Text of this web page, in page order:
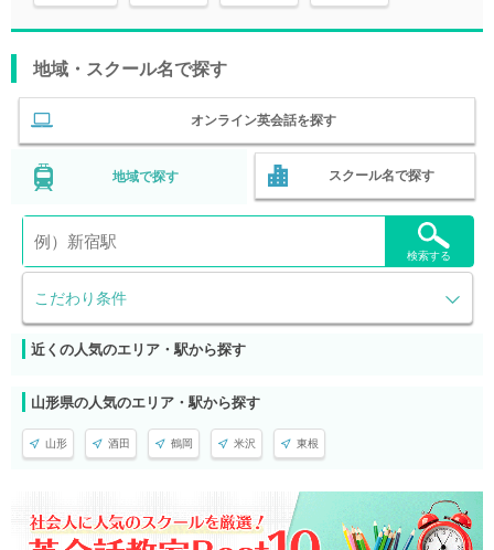
地域・スクール名で探す
オンライン英会話を探す
地域で探す スクール名で探す
こだわり条件
検索する
近くの人気のエリア・駅から探す
山形県の人気のエリア・駅から探す
山形 酒田 鶴岡 米沢 東根